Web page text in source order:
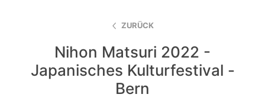
ZURÜCK
Nihon Matsuri 2022 -
Japanisches Kulturfestival -
Bern